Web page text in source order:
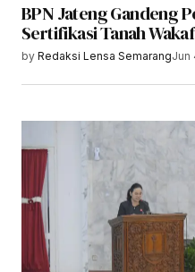
BPN Jateng Gandeng
Sertifikasi Tanah Wakaf
by Redaksi Lensa SemarangJun